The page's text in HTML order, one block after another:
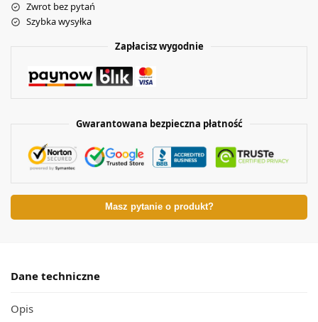
Zwrot bez pytań
Szybka wysyłka
Zapłacisz wygodnie
Gwarantowana bezpieczna płatność
Masz pytanie o produkt?
Dane techniczne
Opis